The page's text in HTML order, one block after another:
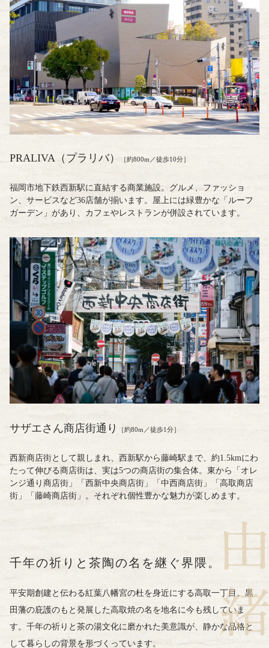
PRALIVA（プラリバ） ［約800m／徒歩10分］
福岡市地下鉄西新駅に直結する商業施設。グルメ、ファッショ
ン、サービスなど36店舗が揃います。屋上には緑豊かな「ルーフ
ガーデン」があり、カフェやレストランが併設されています。
サザエさん商店街通り ［約80m／徒歩1分］
西新商店街として親しまれ、西新駅から藤崎駅まで、約1.5kmにわ
たって伸びる商店街は、実は5つの商店街の集合体。東から「オレ
ンジ通り商店街」「西新中央商店街」「中西商店街」「高取商店
街」「藤崎商店街」。それぞれ個性豊かな魅力が楽しめます。
千年の祈りと茶陶の名を継ぐ界隈。
平安期創建と伝わる紅葉八幡宮の杜を身近にする高取一丁目。 黒
田藩の庇護のもと発展した高取焼の名を地名に今も残していま
す。 千年の祈りと茶の湯文化に磨かれた美意識が、 静かな品格と
して暮らしの背景を形づくっています。